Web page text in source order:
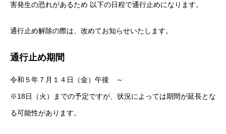
害発生の恐れがあるため 以下の日程で通行止めになります。
通行止め解除の際は、改めてお知らせいたします。
通行止め期間
令和５年７月１４日（金）午後 ～
※18日（火）までの予定ですが、状況によっては期間が延長とな
る可能性があります。